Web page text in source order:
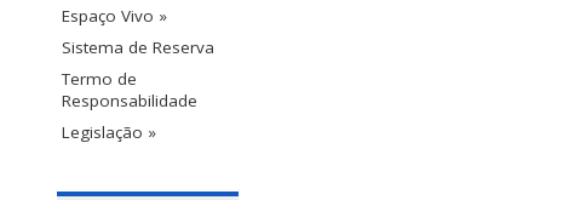
Espaço Vivo »
Sistema de Reserva
Termo de
Responsabilidade
Legislação »